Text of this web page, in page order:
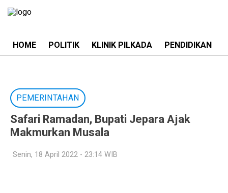
HOME POLITIK KLINIK PILKADA PENDIDIKAN
PEMERINTAHAN
Safari Ramadan, Bupati Jepara Ajak
Makmurkan Musala
Senin, 18 April 2022 - 23:14 WIB